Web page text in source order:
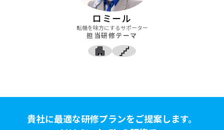
ロミール
転機を味方にするサポーター
担当研修テーマ
貴社に最適な研修プランをご提案します。